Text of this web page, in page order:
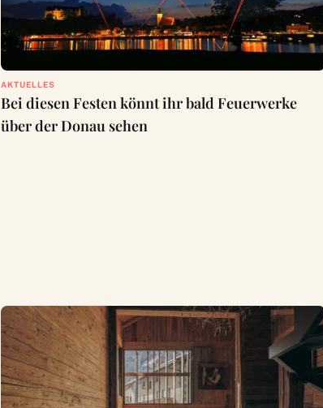
AKTUELLES
Bei diesen Festen könnt ihr bald Feuerwerke
über der Donau sehen